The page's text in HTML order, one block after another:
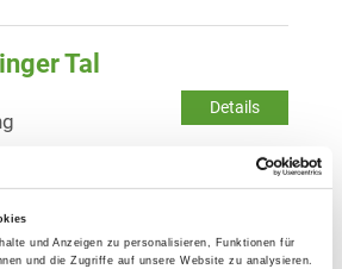
und Anzeigen zu personalisieren, Funktionen für
und die Zugriffe auf unsere Website zu analysieren.
Tal
Details
e.V.
Details
1